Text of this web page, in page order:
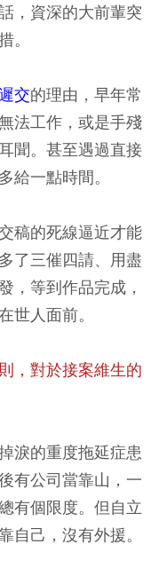
，資深的大前輩突
。
交的理由，早年常
法工作，或是手殘
聞。甚至遇過直接
給一點時間。
稿的死線逼近才能
了三催四請、用盡
，等到作品完成，
世人面前。
，對於接案維生的
淚的重度拖延症患
有公司當靠山，一
有個限度。但自立
自己，沒有外援。